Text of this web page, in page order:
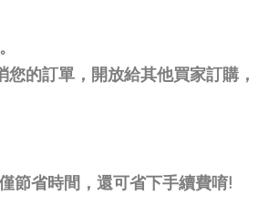
的訂單，開放給其他買家訂購，
省時間，還可省下手續費唷!